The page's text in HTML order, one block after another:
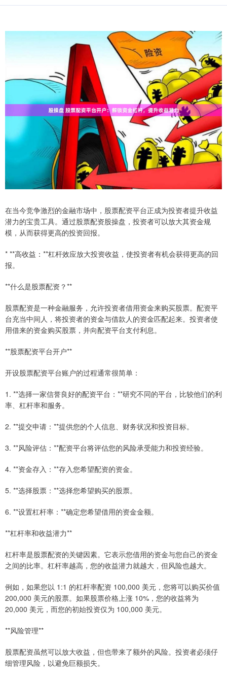
在当今竞争激烈的金融市场中，股票配资平台正成为投资者提升收益
潜力的宝贵工具。通过股票配资股操盘，投资者可以放大其资金规
模，从而获得更高的投资回报。
* **高收益：**杠杆效应放大投资收益，使投资者有机会获得更高的回
报。
**什么是股票配资？**
股票配资是一种金融服务，允许投资者借用资金来购买股票。配资平
台充当中间人，将投资者的资金与借款人的资金匹配起来。投资者使
用借来的资金购买股票，并向配资平台支付利息。
**股票配资平台开户**
开设股票配资平台账户的过程通常很简单：
1. **选择一家信誉良好的配资平台：**研究不同的平台，比较他们的利
率、杠杆率和服务。
2. **提交申请：**提供您的个人信息、财务状况和投资目标。
3. **风险评估：**配资平台将评估您的风险承受能力和投资经验。
4. **资金存入：**存入您希望配资的资金。
5. **选择股票：**选择您希望购买的股票。
6. **设置杠杆率：**确定您希望借用的资金金额。
**杠杆率和收益潜力**
杠杆率是股票配资的关键因素。它表示您借用的资金与您自己的资金
之间的比率。杠杆率越高，您的收益潜力就越大，但风险也越大。
例如，如果您以 1:1 的杠杆率配资 100,000 美元，您将可以购买价值
200,000 美元的股票。如果股票价格上涨 10%，您的收益将为
20,000 美元，而您的初始投资仅为 100,000 美元。
**风险管理**
股票配资虽然可以放大收益，但也带来了额外的风险。投资者必须仔
细管理风险，以避免巨额损失。